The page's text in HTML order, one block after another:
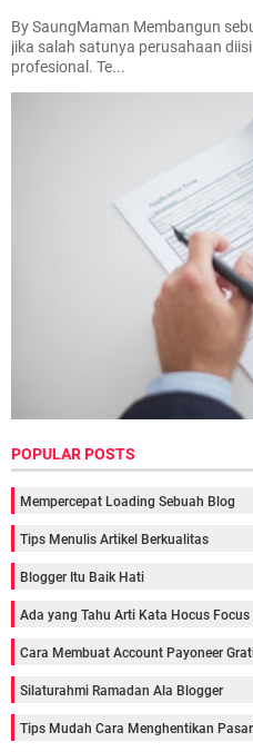
By SaungMaman Membangun
jika salah satunya perusahaan
profesional. Te...
POPULAR POSTS
Mempercepat Loading Sebuah Blog
Tips Menulis Artikel Berkualitas
Blogger Itu Baik Hati
Ada yang Tahu Arti Kata Hocus Focus
Cara Membuat Account Payoneer
Silaturahmi Ramadan Ala Blogger
Tips Mudah Cara Menghentikan